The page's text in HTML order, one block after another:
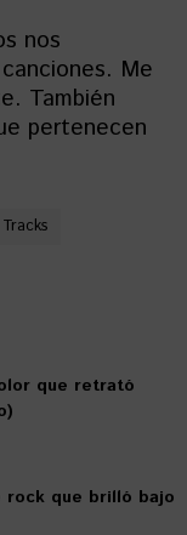
nos
Me
También
pertenecen
Tracks
que retrató
rock que brilló bajo